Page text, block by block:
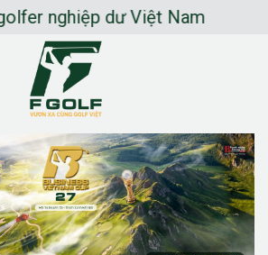
nghiệp dư Việt Nam